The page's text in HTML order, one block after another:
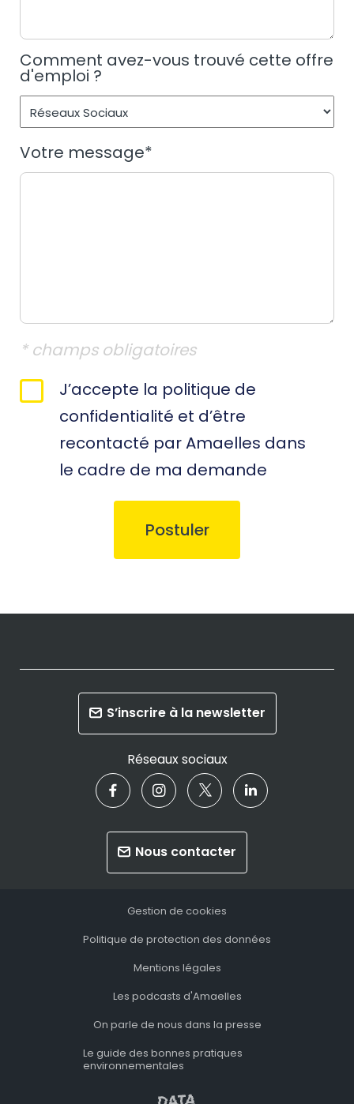
Comment avez-vous trouvé cette offre
d'emploi ?
Votre message*
* champs obligatoires
RGPD
*
J’accepte la politique de
confidentialité et d’être
recontacté par Amaelles dans
le cadre de ma demande
S’inscrire à la newsletter
Réseaux sociaux
Nous contacter
Gestion de cookies
Politique de protection des données
Mentions légales
Les podcasts d'Amaelles
On parle de nous dans la presse
Le guide des bonnes pratiques
environnementales